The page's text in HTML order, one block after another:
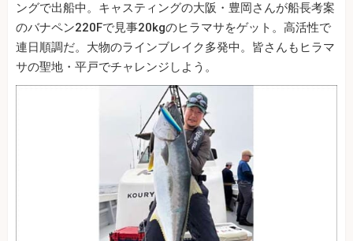
ングで出船中。キャスティングの大阪・豊岡さんが船長考案
のバナペン220Fで見事20kgのヒラマサをゲット。高活性で
連日順調だ。大物のラインブレイク多発中。皆さんもヒラマ
サの聖地・平戸でチャレンジしよう。